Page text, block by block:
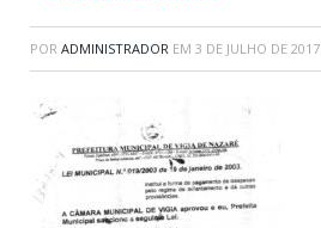
POR ADMINISTRADOR EM 3 DE JULHO DE 2017